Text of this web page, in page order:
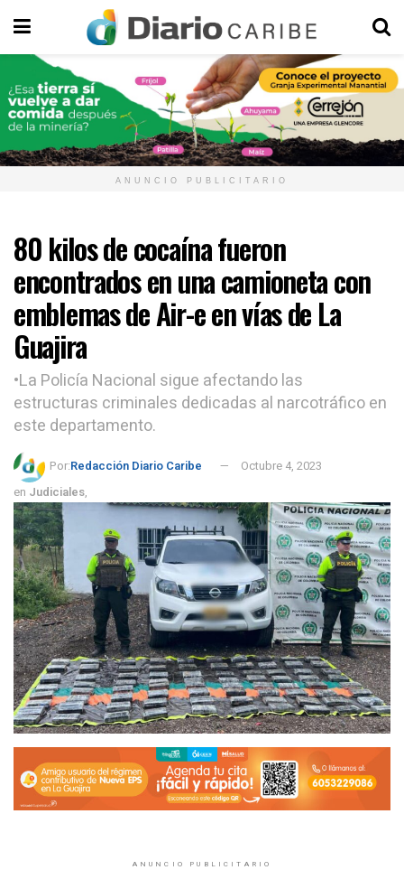
ANUNCIO PUBLICITARIO
80 kilos de cocaína fueron
encontrados en una camioneta con
emblemas de Air-e en vías de La
Guajira
•La Policía Nacional sigue afectando las
estructuras criminales dedicadas al narcotráfico en
este departamento.
Por:Redacción Diario Caribe
Octubre 4, 2023
en Judiciales,
ANUNCIO PUBLICITARIO